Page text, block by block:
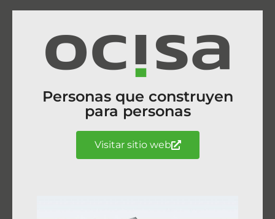
Personas que construyen
para personas
Visitar sitio web